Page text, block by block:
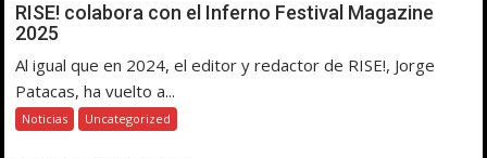
RISE! colabora con el Inferno Festival Magazine
2025
Al igual que en 2024, el editor y redactor de RISE!, Jorge
Patacas, ha vuelto a...
Noticias Uncategorized